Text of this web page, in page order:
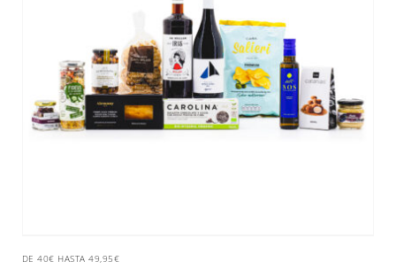
DE 40€ HASTA 49,95€